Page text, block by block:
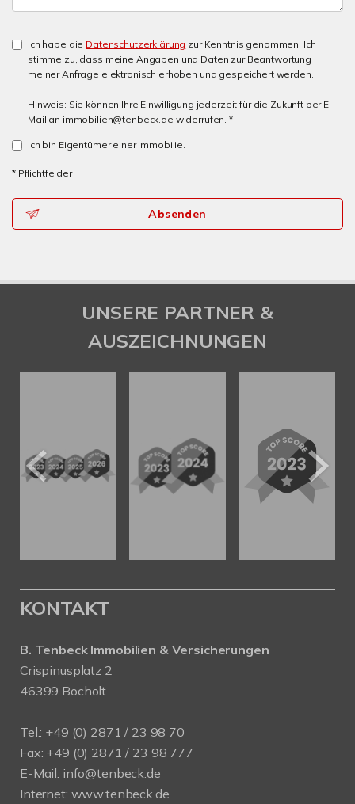
Ich habe die Datenschutzerklärung zur Kenntnis genommen. Ich
stimme zu, dass meine Angaben und Daten zur Beantwortung
meiner Anfrage elektronisch erhoben und gespeichert werden.
Hinweis: Sie können Ihre Einwilligung jederzeit für die Zukunft per E-
Mail an immobilien@tenbeck.de widerrufen. *
Ich bin Eigentümer einer Immobilie.
* Pflichtfelder
Absenden
UNSERE PARTNER &
AUSZEICHNUNGEN
KONTAKT
B. Tenbeck Immobilien & Versicherungen
Crispinusplatz 2
46399 Bocholt
Tel.: +49 (0) 2871 / 23 98 70
Fax: +49 (0) 2871 / 23 98 777
E-Mail: info@tenbeck.de
Internet: www.tenbeck.de